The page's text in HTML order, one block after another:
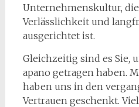
Unternehmenskultur, die
Verlässlichkeit und
ausgerichtet ist.
Gleichzeitig sind es Sie,
apano getragen haben.
haben uns in den
Vertrauen geschenkt.